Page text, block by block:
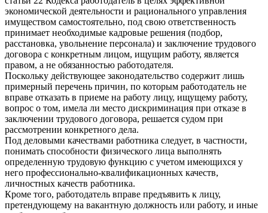
экономической деятельности и рационального управления
имуществом самостоятельно, под свою ответственность
принимает необходимые кадровые решения (подбор,
расстановка, увольнение персонала) и заключение трудового
договора с конкретным лицом, ищущим работу, является
правом, а не обязанностью работодателя.
Поскольку действующее законодательство содержит лишь
примерный перечень причин, по которым работодатель не
вправе отказать в приеме на работу лицу, ищущему работу,
вопрос о том, имела ли место дискриминация при отказе в
заключении трудового договора, решается судом при
рассмотрении конкретного дела.
Под деловыми качествами работника следует, в частности,
понимать способности физического лица выполнять
определенную трудовую функцию с учетом имеющихся у
него профессионально-квалификационных качеств,
личностных качеств работника.
Кроме того, работодатель вправе предъявить к лицу,
претендующему на вакантную должность или работу, и иные